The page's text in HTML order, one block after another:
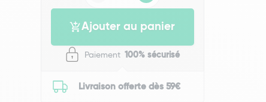
Ajouter au panier
Paiement 100% sécurisé
Livraison offerte dès 59€